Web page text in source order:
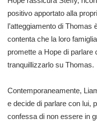
positivo apportato alla
l’atteggiamento di
contenta che la loro
promette a Hope di
tranquillizzarlo su Thomas.
Contemporaneamente,
e decide di parlare con lui,
confessa di non essere in